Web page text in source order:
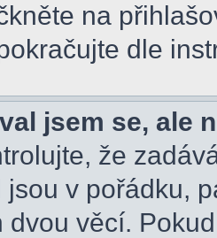
na
dle
jsem se, ale
že
jsou v pořádku,
dvou věcí.